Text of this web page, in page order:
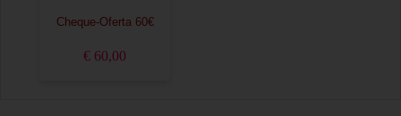
Cheque-Oferta 60€
€ 60,00